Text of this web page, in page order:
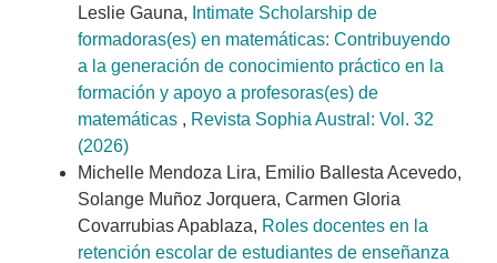
Leslie Gauna, Intimate Scholarship de
formadoras(es) en matemáticas: Contribuyendo
a la generación de conocimiento práctico en la
formación y apoyo a profesoras(es) de
matemáticas , Revista Sophia Austral: Vol. 32
(2026)
Michelle Mendoza Lira, Emilio Ballesta Acevedo,
Solange Muñoz Jorquera, Carmen Gloria
Covarrubias Apablaza, Roles docentes en la
retención escolar de estudiantes de enseñanza